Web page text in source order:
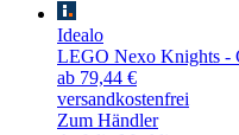
Idealo
LEGO Nexo Knights -
ab 79,44 €
versandkostenfrei
Zum Händler